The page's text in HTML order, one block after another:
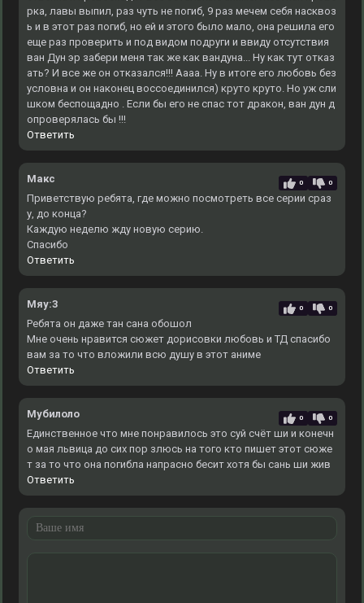
рка, лавы выпил, раз чуть не погиб, 9 раз мечем себя насквоз
ь и в этот раз погиб, но ей и этого было мало, она решила его
еще раз проверить и под видом подруги и ввиду отсутствия
ван Дун эр забери меня так же как вандуна... Ну как тут отказ
ать? И все же он отказался!!! Аааа. Ну в итоге его любовь без
условна и он наконец воссоединился) круто круто. Но уж сли
шком беспощадно . Если бы его не спас тот дракон, ван дун д
опроверялась бы !!!
Ответить
Макс 0 0
Приветствую ребята, где можно посмотреть все серии сраз
у, до конца?
Каждую неделю жду новую серию.
Спасибо
Ответить
Мяу:3 0 0
Ребята он даже тан сана обошол
Мне очень нравится сюжет дорисовки любовь и ТД спасибо
вам за то что вложили всю душу в этот аниме
Ответить
Мубилоло 0 0
Единственное что мне понравилось это суй счёт ши и конечн
о мая львица до сих пор злюсь на того кто пишет этот сюже
т за то что она погибла напрасно бесит хотя бы сань ши жив
Ответить